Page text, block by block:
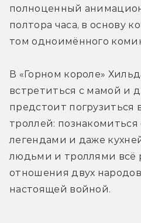
полноценный
полтора часа, в основу
том одноимённого
В «Горном короле»
встретиться с мамой и
предстоит
троллей:
легендами и даже
людьми и троллями всё
отношения двух
настоящей войной.